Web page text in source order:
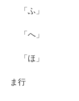
「ふ」
「へ」
「ほ」
ま行